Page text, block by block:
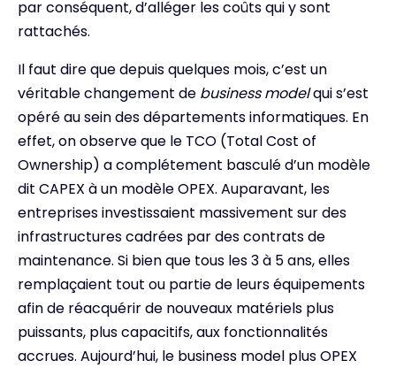
par conséquent, d’alléger les coûts qui y sont
rattachés.
Il faut dire que depuis quelques mois, c’est un
véritable changement de business modelqui s’est
opéré au sein des départements informatiques. En
effet, on observe que le TCO (Total Cost of
Ownership) a complétement basculé d’un modèle
dit CAPEX à un modèle OPEX. Auparavant, les
entreprises investissaient massivement sur des
infrastructures cadrées par des contrats de
maintenance. Si bien que tous les 3 à 5 ans, elles
remplaçaient tout ou partie de leurs équipements
afin de réacquérir de nouveaux matériels plus
puissants, plus capacitifs, aux fonctionnalités
accrues. Aujourd’hui, le business model plus OPEX